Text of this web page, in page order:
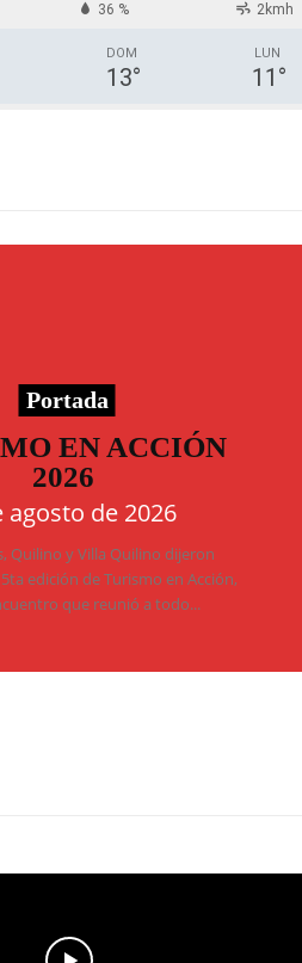
36 % 2kmh
DOM
13°
LUN
11 °
Portada
EN ACCIÓN
2026
agosto de 2026
Quilino y Villa Quilino dijeron
edición de Turismo en Acción,
que reunió a todo...